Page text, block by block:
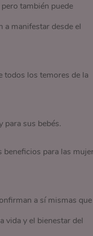
también puede
a manifestar desde el
todos los temores de la
para sus bebés.
beneficios para las
a sí mismas que
vida y el bienestar del